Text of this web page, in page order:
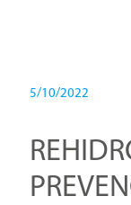
5/10/2022